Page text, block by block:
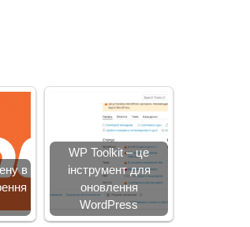
в
WP Toolkit – це
інструмент для
оновлення
WordPress